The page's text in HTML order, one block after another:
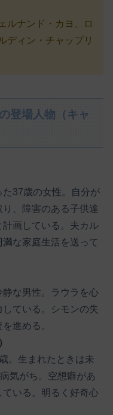
ルナンド・カヨ、ロ
ディン・チャップリ
登場人物（キャ
37歳の女性。自分が
、障害のある子供達
画している。夫カル
な家庭生活を送って
な男性。ラウラを心
ている。シモンの失
進める。
。生まれたときは未
気がち。空想癖があ
いる。明るく好奇心